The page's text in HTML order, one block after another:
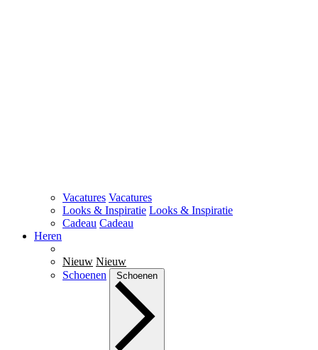
Vacatures Vacatures
Looks & Inspiratie Looks & Inspiratie
Cadeau Cadeau
Heren
Nieuw Nieuw
Schoenen
Schoenen